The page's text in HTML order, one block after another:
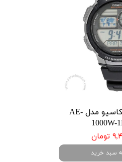
ساعت مچی کاسیو مدل AE-
1000W-
سبد خرید